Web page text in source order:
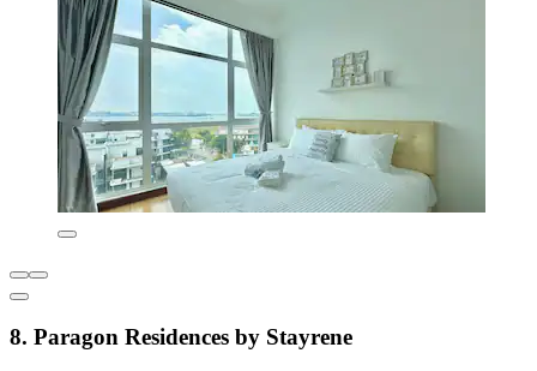
8. Paragon Residences by Stayrene